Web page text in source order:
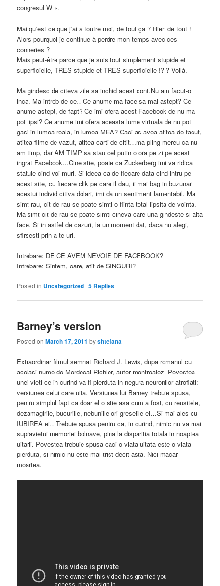
congresul W ».
Mai qu’est ce que j’ai à foutre moi, de tout ça ? Rien de tout !
Alors pourquoi je continue à perdre mon temps avec ces
conneries ?
Mais peut-être parce que je suis tout simplement stupide et
superficielle, TRÈS stupide et TRÈS superficielle !?!? Voilà.
Ma gindesc de citeva zile sa inchid acest cont.Nu am facut-o
inca. Ma intreb de ce…Ce anume ma face sa mai astept? Ce
anume astept, de fapt? Ce imi ofera acest Facebook de nu ma
pot lipsi? Ce anume imi ofera aceasta lume virtuala de nu pot
gasi in lumea reala, in lumea MEA? Caci as avea atitea de facut,
atitea filme de vazut, atitea carti de citit…ma pling mereu ca nu
am timp, dar AM TIMP sa stau cel putin o ora pe zi pe acest
ingrat Facebook…Cine stie, poate ca Zuckerberg imi va ridica
statuie cind voi muri. Si ideea ca de fiecare data cind intru pe
acest site, cu fiecare clik pe care il dau, ii mai bag in buzunar
acestui individ citiva dolari, imi da un sentiment lamentabil. Ma
simt rau, cit de rau se poate simti o fiinta total lipsita de vointa.
Ma simt cit de rau se poate simti cineva care una gindeste si alta
face. Si in astfel de cazuri, la un moment dat, daca nu alegi,
sfirsesti prin a te uri.
Intrebare: DE CE AVEM NEVOIE DE FACEBOOK?
Intrebare: Sintem, oare, atit de SINGURI?
Posted in Uncategorized |5 Replies
Barney’s version
Posted onMarch 17, 2011 byshtefana
Extraordinar filmul semnat Richard J. Lewis, dupa romanul cu
acelasi nume de Mordecai Richler, autor montrealez. Povestea
unei vieti ce in curind va fi pierduta in negura neuronilor atrofiati:
versiunea celui care uita. Versiunea lui Barney trebuie spusa,
pentru simplul fapt ca doar el o stie asa cum a fost, cu reusitele,
dezamagirile, bucuriile, nebuniile ori greselile ei…Si mai ales cu
IUBIREA ei…Trebuie spusa pentru ca, in curind, nimic nu va mai
supravietui memoriei bolnave, pina la disparitia totala in noaptea
uitarii. Povestea trebuie spusa caci o viata uitata este o viata
pierduta, si nimic nu este mai trist decit asta. Nici macar
moartea.